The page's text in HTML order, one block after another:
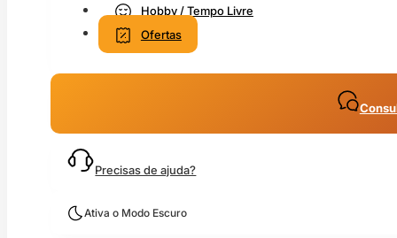
Hobby / Tempo Livre
Ofertas
Precisas de ajuda?
Ativa o Modo Escuro